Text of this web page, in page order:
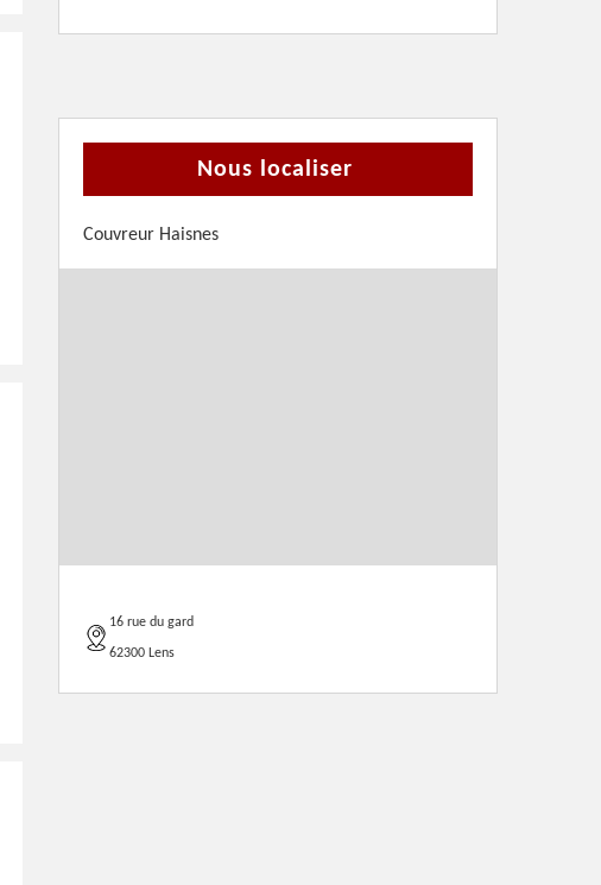
Nous localiser
Couvreur Haisnes
16 rue du gard
62300 Lens